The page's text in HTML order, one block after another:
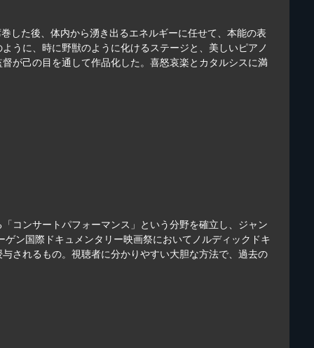
した後、体内から湧き出るエネルギーに任せて、本能の表
うに、時に野獣のように化けるステージと、美しいピアノ
が己の目を通して作品化した。喜怒哀楽とカタルシスに満
コンサートパフォーマンス」という分野を確立し、ジャン
ン国際ドキュメンタリー映画祭においてノルディックドキ
されるもの。視聴者に分かりやすい大胆な方法で、過去の